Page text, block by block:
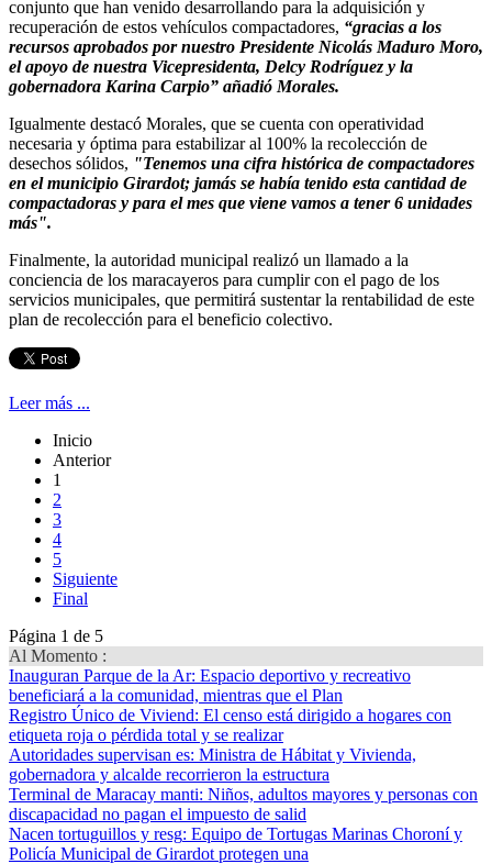
conjunto que han venido desarrollando para la adquisición y
recuperación de estos vehículos compactadores, “gracias a los
recursos aprobados por nuestro Presidente Nicolás Maduro Moro,
el apoyo de nuestra Vicepresidenta, Delcy Rodríguez y la
gobernadora Karina Carpio” añadió Morales.
Igualmente destacó Morales, que se cuenta con operatividad
necesaria y óptima para estabilizar al 100% la recolección de
desechos sólidos, "Tenemos una cifra histórica de compactadores
en el municipio Girardot; jamás se había tenido esta cantidad de
compactadoras y para el mes que viene vamos a tener 6 unidades
más".
Finalmente, la autoridad municipal realizó un llamado a la
conciencia de los maracayeros para cumplir con el pago de los
servicios municipales, que permitirá sustentar la rentabilidad de este
plan de recolección para el beneficio colectivo.
Leer más ...
Inicio
Anterior
1
2
3
4
5
Siguiente
Final
Página 1 de 5
Al Momento :
Inauguran Parque de la Ar: Espacio deportivo y recreativo
beneficiará a la comunidad, mientras que el Plan
Registro Único de Viviend: El censo está dirigido a hogares con
etiqueta roja o pérdida total y se realizar
Autoridades supervisan es: Ministra de Hábitat y Vivienda,
gobernadora y alcalde recorrieron la estructura
Terminal de Maracay manti: Niños, adultos mayores y personas con
discapacidad no pagan el impuesto de salid
Nacen tortuguillos y resg: Equipo de Tortugas Marinas Choroní y
Policía Municipal de Girardot protegen una